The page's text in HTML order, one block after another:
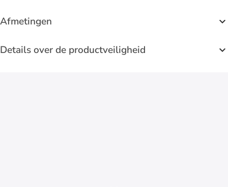
Afmetingen
Details over de productveiligheid